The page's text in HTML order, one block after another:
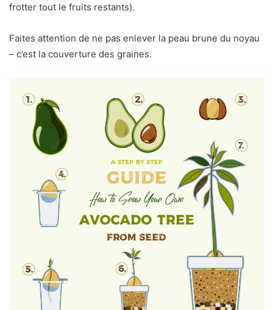
frotter tout le fruits restants).
Faites attention de ne pas enlever la peau brune du noyau
– c’est la couverture des graines.